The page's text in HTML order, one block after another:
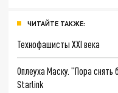
ЧИТАЙТЕ ТАКЖЕ:
Технофашисты XXI века
Оплеуха Маску. "Пора
Starlink